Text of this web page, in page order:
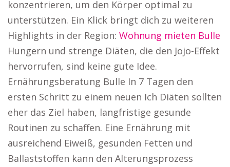
konzentrieren, um den Körper optimal zu
unterstützen. Ein Klick bringt dich zu weiteren
Highlights in der Region: Wohnung mieten Bulle
Hungern und strenge Diäten, die den Jojo-Effekt
hervorrufen, sind keine gute Idee.
Ernährungsberatung Bulle In 7 Tagen den
ersten Schritt zu einem neuen Ich Diäten sollten
eher das Ziel haben, langfristige gesunde
Routinen zu schaffen. Eine Ernährung mit
ausreichend Eiweiß, gesunden Fetten und
Ballaststoffen kann den Alterungsprozess